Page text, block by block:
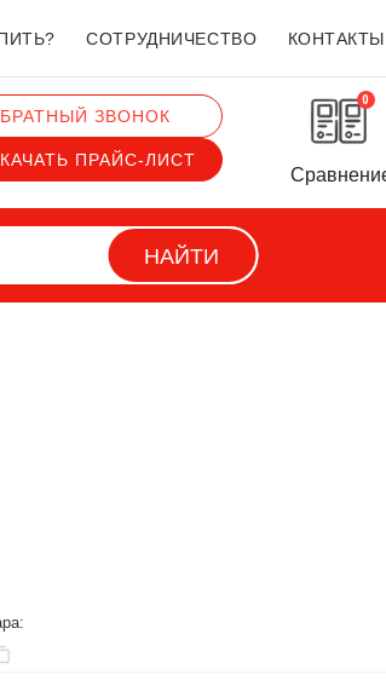
СОТРУДНИЧЕСТВО КОНТАКТЫ
ЗВОНОК
ПРАЙС-ЛИСТ
0
НАЙТИ